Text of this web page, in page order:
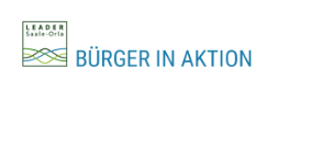
Inhalt
springen